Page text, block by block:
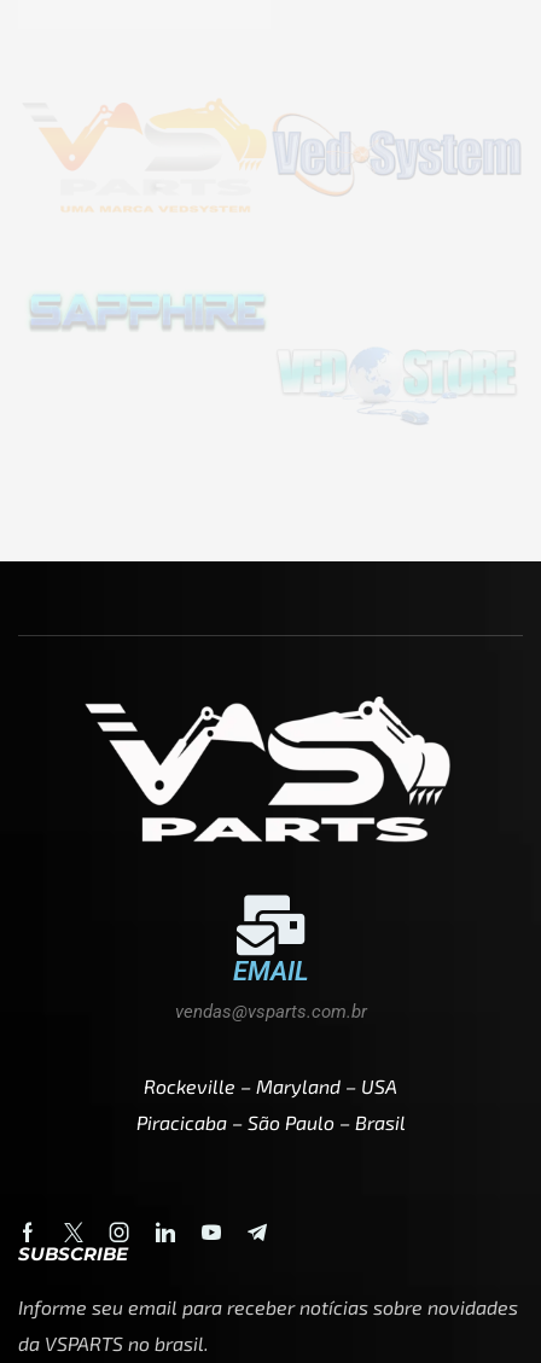
EMAIL
vendas@vsparts.com.br
Rockeville – Maryland – USA
Piracicaba – São Paulo – Brasil
SUBSCRIBE
Informe seu email para receber notícias sobre novidades
da VSPARTS no brasil.